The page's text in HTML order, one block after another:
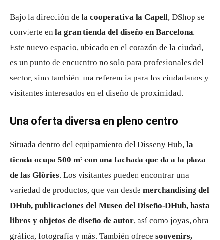
Bajo la dirección de la cooperativa la Capell, DShop se
convierte en la gran tienda del diseño en Barcelona.
Este nuevo espacio, ubicado en el corazón de la ciudad,
es un punto de encuentro no solo para profesionales del
sector, sino también una referencia para los ciudadanos y
visitantes interesados en el diseño de proximidad.
Una oferta diversa en pleno centro
Situada dentro del equipamiento del Disseny Hub, la
tienda ocupa 500 m² con una fachada que da a la plaza
de las Glòries. Los visitantes pueden encontrar una
variedad de productos, que van desde merchandising del
DHub, publicaciones del Museo del Diseño-DHub, hasta
libros y objetos de diseño de autor, así como joyas, obra
gráfica, fotografía y más. También ofrece souvenirs,